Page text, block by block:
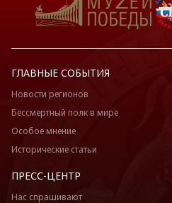
ГЛАВНЫЕ СОБЫТИЯ
Новости регионов
Бессмертный полк в мире
Особое мнение
Исторические статьи
ПРЕСС-ЦЕНТР
Нас спрашивают